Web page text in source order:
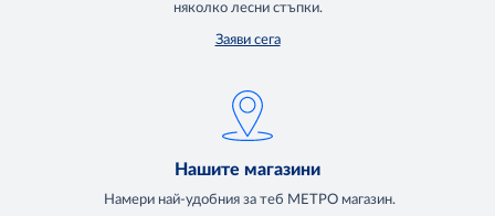
няколко лесни стъпки.
Заяви сега
Нашите магазини
Намери най-удобния за теб МЕТРО магазин.